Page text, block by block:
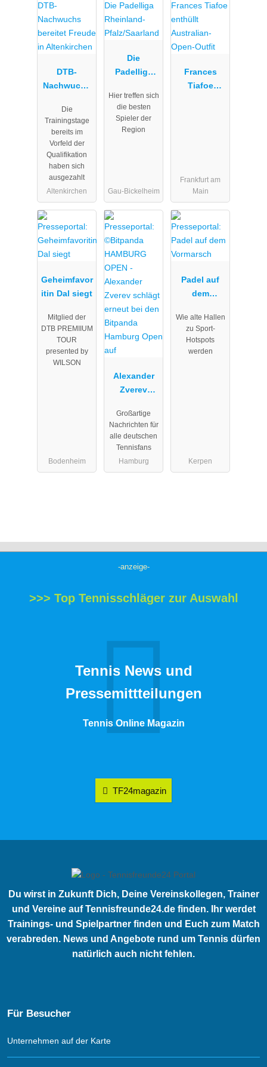
DTB-
Nachwuchs
Freude in
Altenkirchen
Die
Trainingstage
bereits im
Vorfeld der
Qualifikation
haben sich
ausgezahlt
Altenkirchen
Die
Padelliga
Pfalz/Saarlan
Hier treffen sich
die besten
Spieler der
Region
Gau-Bickelheim
Frances
Tiafoe
Frankfurt am
Main
Geheimfavor
itin Dal siegt
Mitglied der
DTB PREMIIUM
TOUR
presented by
WILSON
Bodenheim
Alexander
Zverev
erneut bei
den
Bitpanda
Hamburg
Open auf
Großartige
Nachrichten für
alle deutschen
Tennisfans
Hamburg
Padel auf
dem
Wie alte Hallen
zu Sport-
Hotspots
werden
Kerpen
-anzeige-
>>> Top Tennisschläger zur Auswahl
Tennis News und
Pressemittteilungen
Tennis Online Magazin
TF24magazin
Du wirst in Zukunft Dich, Deine Vereinskollegen, Trainer
und Vereine auf Tennisfreunde24.de finden. Ihr werdet
Trainings- und Spielpartner finden und Euch zum Match
verabreden. News und Angebote rund um Tennis dürfen
natürlich auch nicht fehlen.
Für Besucher
Unternehmen auf der Karte